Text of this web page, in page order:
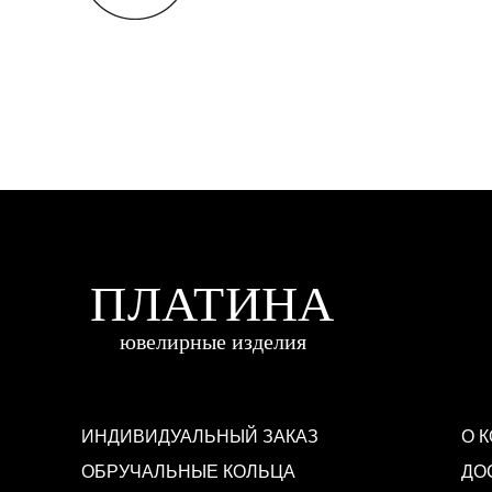
ИНДИВИДУАЛЬНЫЙ ЗАКАЗ
ОБРУЧАЛЬНЫЕ КОЛЬЦА
О